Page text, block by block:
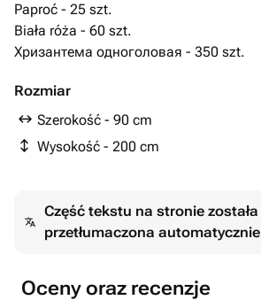
Paproć - 25 szt.
Biała róża - 60 szt.
Хризантема одноголовая - 350 szt.
Rozmiar
Szerokość - 90 cm
Wysokość - 200 cm
Część tekstu na stronie została
przetłumaczona automatycznie
Oceny oraz recenzje